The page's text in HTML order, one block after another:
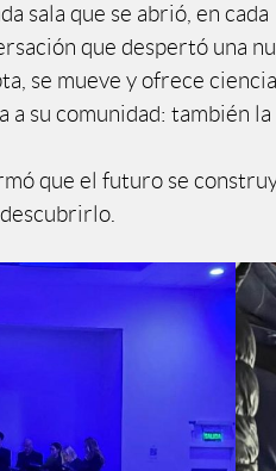
sala que se abrió, en cada
que despertó una
se mueve y ofrece
a su comunidad: también la
que el futuro se